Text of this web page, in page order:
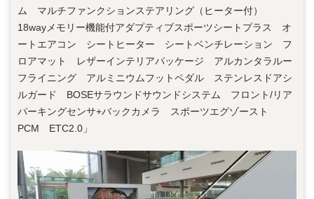
ム マルチファンクションステアリング（ヒーター付）
18wayメモリー機能付アダプティブスポーツシートプラス オ
ートエアコン シートヒーター シートベンチレーション フ
ロアマット レザーインテリアパッケージ アルカンタラルー
フライニング アルミニウムフットペダル ステンレスドアシ
ルガード BOSEサラウンドサウンドシステム フロント/リア
パーキングセンサ+バックカメラ スポーツエグゾースト
PCM ETC2.0」